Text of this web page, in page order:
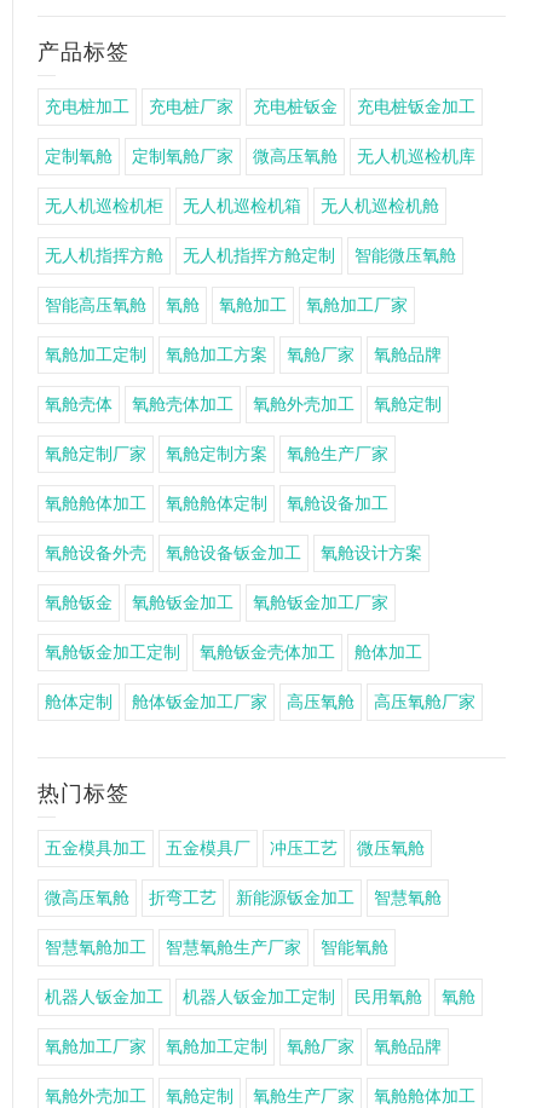
产品标签
充电桩加工 充电桩厂家 充电桩钣金 充电桩钣金加工
定制氧舱 定制氧舱厂家 微高压氧舱 无人机巡检机库
无人机巡检机柜 无人机巡检机箱 无人机巡检机舱
无人机指挥方舱 无人机指挥方舱定制 智能微压氧舱
智能高压氧舱 氧舱 氧舱加工 氧舱加工厂家
氧舱加工定制 氧舱加工方案 氧舱厂家 氧舱品牌
氧舱壳体 氧舱壳体加工 氧舱外壳加工 氧舱定制
氧舱定制厂家 氧舱定制方案 氧舱生产厂家
氧舱舱体加工 氧舱舱体定制 氧舱设备加工
氧舱设备外壳 氧舱设备钣金加工 氧舱设计方案
氧舱钣金 氧舱钣金加工 氧舱钣金加工厂家
氧舱钣金加工定制 氧舱钣金壳体加工 舱体加工
舱体定制 舱体钣金加工厂家 高压氧舱 高压氧舱厂家
热门标签
五金模具加工 五金模具厂 冲压工艺 微压氧舱
微高压氧舱 折弯工艺 新能源钣金加工 智慧氧舱
智慧氧舱加工 智慧氧舱生产厂家 智能氧舱
机器人钣金加工 机器人钣金加工定制 民用氧舱 氧舱
氧舱加工厂家 氧舱加工定制 氧舱厂家 氧舱品牌
氧舱外壳加工 氧舱定制 氧舱生产厂家 氧舱舱体加工